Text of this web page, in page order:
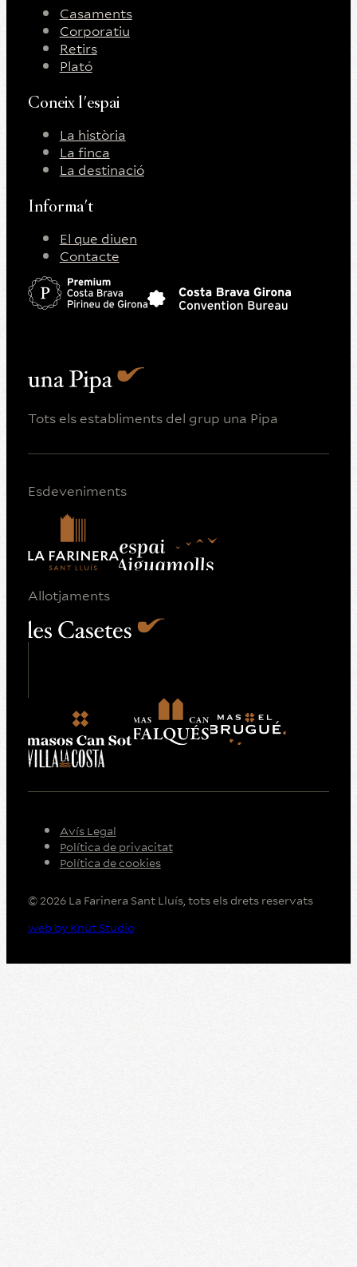
Casaments
Corporatiu
Retirs
Plató
Coneix l'espai
La història
La finca
La destinació
Informa't
El que diuen
Contacte
Tots els establiments del grup una Pipa
Esdeveniments
Allotjaments
Avís Legal
Política de privacitat
Política de cookies
© 2026 La Farinera Sant Lluís, tots els drets reservats
web by Knüt Studio